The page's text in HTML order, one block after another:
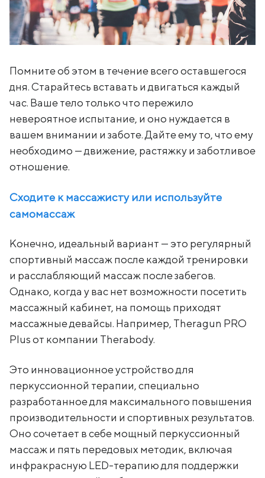
Помните об этом в течение всего оставшегося
дня. Старайтесь вставать и двигаться каждый
час. Ваше тело только что пережило
невероятное испытание, и оно нуждается в
вашем внимании и заботе. Дайте ему то, что ему
необходимо — движение, растяжку и заботливое
отношение.
Сходите к массажисту или используйте
самомассаж
Конечно, идеальный вариант — это регулярный
спортивный массаж после каждой тренировки
и расслабляющий массаж после забегов.
Однако, когда у вас нет возможности посетить
массажный кабинет, на помощь приходят
массажные девайсы. Например, Theragun PRO
Plus от компании Therabody.
Это инновационное устройство для
перкуссионной терапии, специально
разработанное для максимального повышения
производительности и спортивных результатов.
Оно сочетает в себе мощный перкуссионный
массаж и пять передовых методик, включая
инфракрасную LED-терапию для поддержки